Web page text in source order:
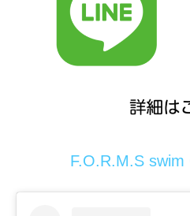
F.O.R.M.S swim